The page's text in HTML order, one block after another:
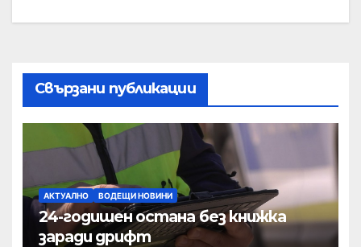
Свързани публикации
АКТУАЛНО ВОДЕЩИ НОВИНИ
24-годишен остана без книжка
заради дрифт